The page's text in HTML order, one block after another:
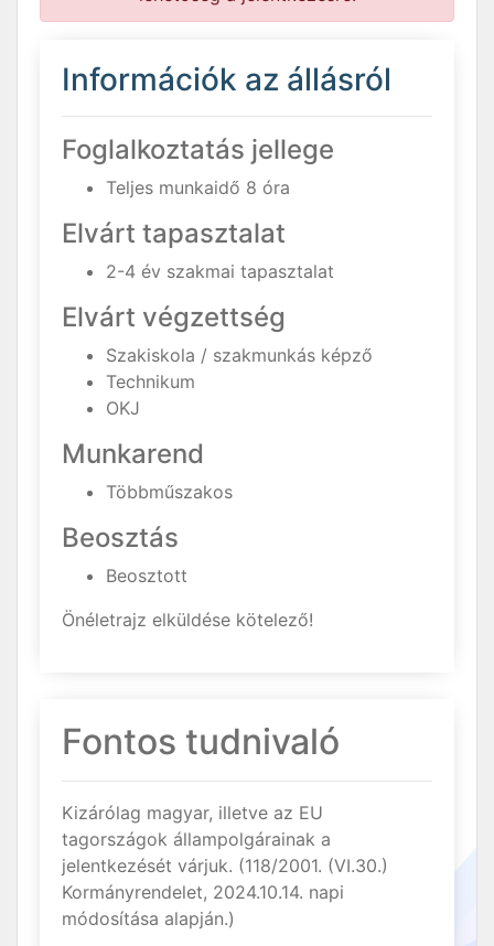
Információk az állásról
Foglalkoztatás jellege
Teljes munkaidő 8 óra
Elvárt tapasztalat
2-4 év szakmai tapasztalat
Elvárt végzettség
Szakiskola / szakmunkás képző
Technikum
OKJ
Munkarend
Többműszakos
Beosztás
Beosztott
Önéletrajz elküldése kötelező!
Fontos tudnivaló
Kizárólag magyar, illetve az EU
tagországok állampolgárainak a
jelentkezését várjuk. (118/2001. (VI.30.)
Kormányrendelet, 2024.10.14. napi
módosítása alapján.)